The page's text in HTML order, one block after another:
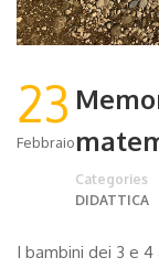
23
Febbraio
Categories
DIDATTICA
I bambini dei 3 e